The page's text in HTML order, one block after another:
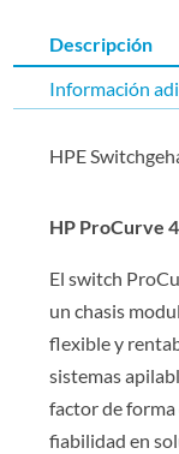
Descripción
Información
HPE
HP ProCurve
El switch
un chasis
flexible y
sistemas
factor de forma
fiabilidad en